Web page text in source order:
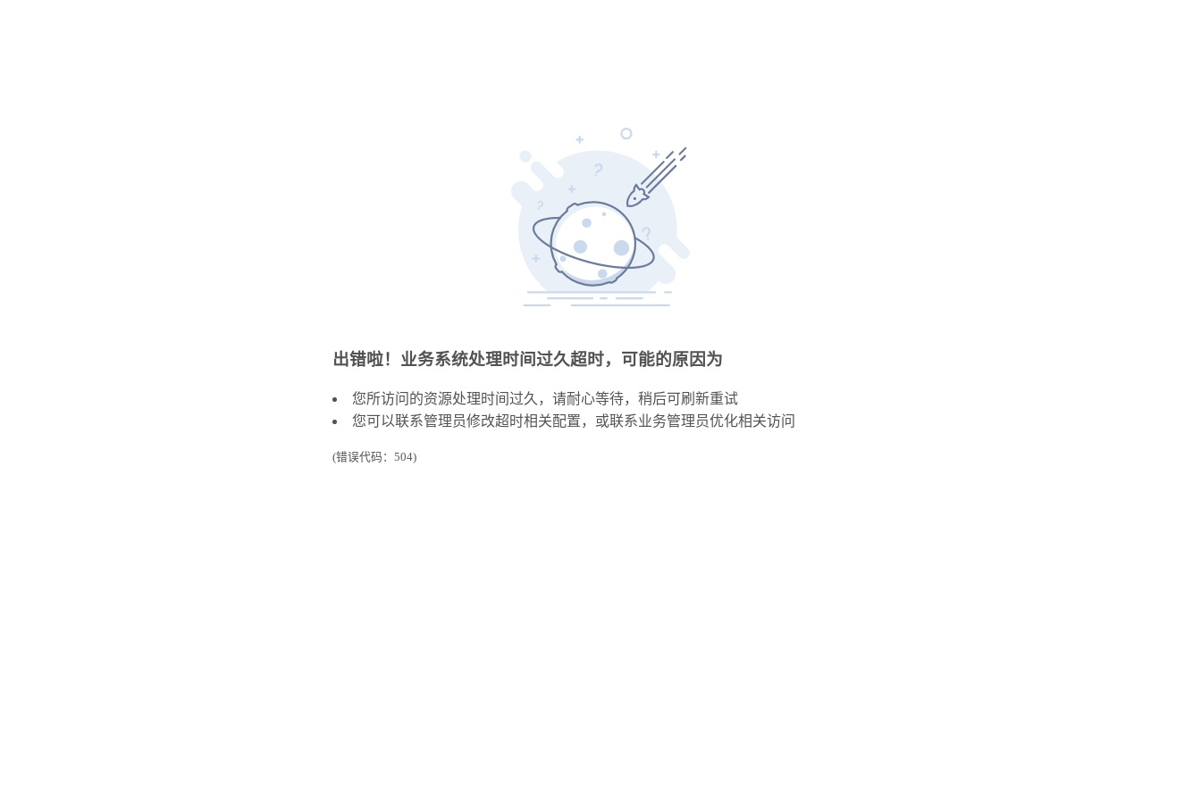
出错啦！业务系统处理时间过久超时，可能的原因为
您所访问的资源处理时间过久，请耐心等待，稍后可刷新重试
您可以联系管理员修改超时相关配置，或联系业务管理员优化相关访问
(错误代码：504)